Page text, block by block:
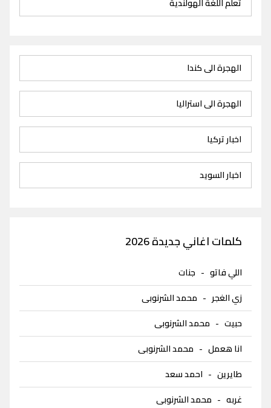
الهجرة الى كندا
الهجرة الى استراليا
اخبار تركيا
اخبار السويد
كلمات اغاني جديدة 2026
اللي فاتو - جنات
زي الغجر - محمد الشرنوبى
حبيت - محمد الشرنوبى
انا هعمل - محمد الشرنوبى
طايرين - احمد سعد
غربه - محمد الشرنوبى